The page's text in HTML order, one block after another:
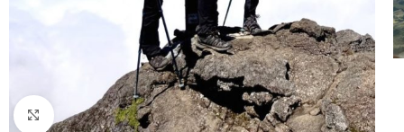
Click to enlarge